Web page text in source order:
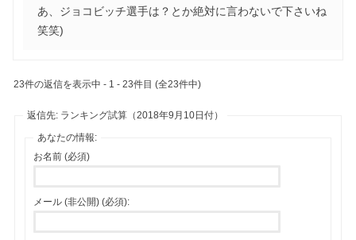
あ、ジョコビッチ選手は？とか絶対に言わないで下さいね
笑笑)
23件の返信を表示中 - 1 - 23件目 (全23件中)
返信先: ランキング試算（2018年9月10日付）
あなたの情報:
お名前 (必須)
メール (非公開) (必須):